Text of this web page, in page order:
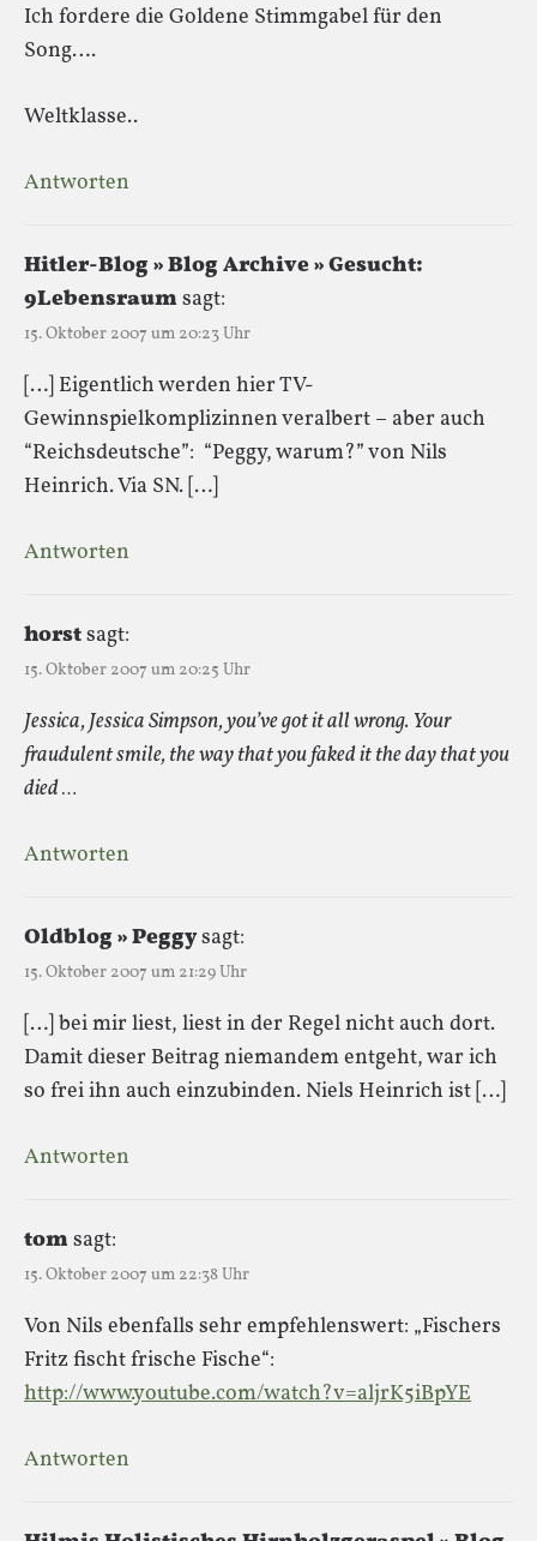
Ich fordere die Goldene Stimmgabel für den
Song….
Weltklasse..
Antworten
Hitler-Blog » Blog Archive » Gesucht:
9Lebensraumsagt:
15. Oktober 2007 um 20:23 Uhr
[…] Eigentlich werden hier TV-
Gewinnspielkomplizinnen veralbert – aber auch
“Reichsdeutsche”: “Peggy, warum?” von Nils
Heinrich. Via SN. […]
Antworten
horstsagt:
15. Oktober 2007 um 20:25 Uhr
Jessica, Jessica Simpson, you’ve got it all wrong. Your
fraudulent smile, the way that you faked it the day that you
died …
Antworten
Oldblog » Peggysagt:
15. Oktober 2007 um 21:29 Uhr
[…] bei mir liest, liest in der Regel nicht auch dort.
Damit dieser Beitrag niemandem entgeht, war ich
so frei ihn auch einzubinden. Niels Heinrich ist […]
Antworten
tomsagt:
15. Oktober 2007 um 22:38 Uhr
Von Nils ebenfalls sehr empfehlenswert: „Fischers
Fritz fischt frische Fische“:
http://www.youtube.com/watch?v=aljrK5iBpYE
Antworten